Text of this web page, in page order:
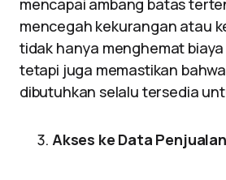
mencapai ambang batas
mencegah kekurangan atau
tidak hanya menghemat
tetapi juga memastikan
dibutuhkan selalu tersedia
Akses ke Data